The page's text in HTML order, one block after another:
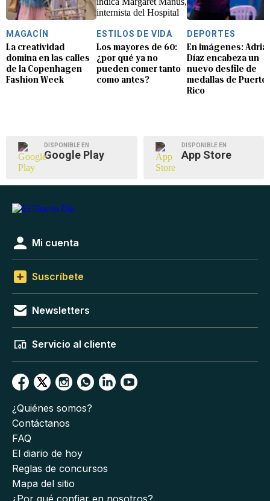
MAGACÍN
La creatividad
domina en las calles
de la Copenhagen
Fashion Week
ESTILOS DE VIDA
Los mayores de 60:
¿por qué ya no
pueden comer tanto
como antes?
DEPORTES
En imágenes:
Díaz encabeza un
nuevo desfile de
medallas de Puerto
Rico
DISPONIBLE EN
Google Play
DISPONIBLE EN
App Store
Mi cuenta
Suscríbete
Newsletters
Servicio al cliente
¿Quiénes somos?
Contáctanos
FAQ
El diario de hoy
Reglas de concursos
Mapa del sitio
¿Por qué confiar en nosotros?